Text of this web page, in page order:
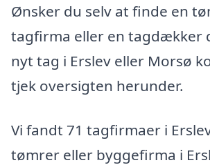
Ønsker du selv at finde en
tagfirma eller en tagdækker
nyt tag i Erslev eller Morsø
tjek oversigten herunder.
Vi fandt 71 tagfirmaer i
tømrer eller byggefirma i